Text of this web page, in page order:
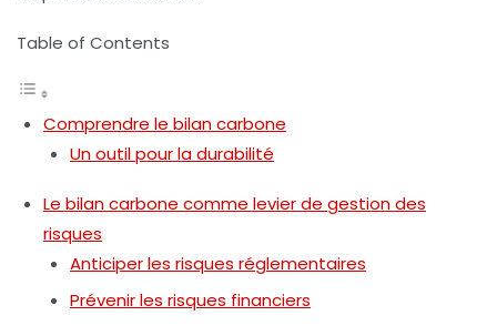
Table of Contents
Comprendre le bilan carbone
Un outil pour la durabilité
Le bilan carbone comme levier de gestion des
risques
Anticiper les risques réglementaires
Prévenir les risques financiers